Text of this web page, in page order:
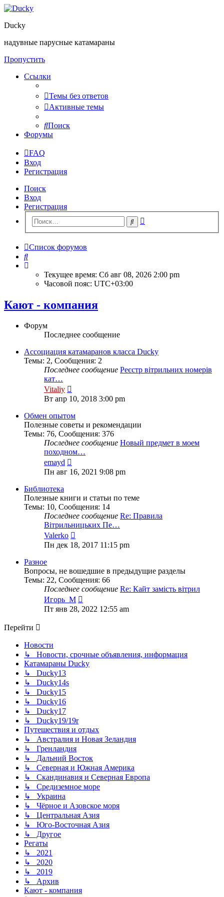
Ducky
надувные парусные катамараны
Пропустить
Ссылки
Темы без ответов
Активные темы
Поиск
Форумы
FAQ
Вход
Регистрация
Поиск
Вход
Регистрация
Поиск
Список форумов
Поиск
Текущее время: Сб авг 08, 2026 2:00 pm
Часовой пояс: UTC+03:00
Кают - компания
Форум
Последнее сообщение
Ассоциация катамаранов класса Ducky
Темы: 2, Сообщения: 2
Последнее сообщение Реєстр вітрильних номерів
кат…
Vitaliy
к
последнему
сообщению
Вт апр 10, 2018 3:00 pm
Обмен опытом
Полезные советы и рекомендации
Темы: 76, Сообщения: 376
Последнее сообщение Новый предмет в моем
походном…
emayd
к
последнему
Пн авг 16, 2021 9:08 pm
Библиотека
Полезные книги и статьи по теме
Темы: 10, Сообщения: 14
Последнее сообщение Re: Правила
Вітрильницьких Пе…
Valerko
к
последнему
Пн дек 18, 2017 11:15 pm
Разное
Вопросы, не вошедшие в предыдущие разделы
Темы: 22, Сообщения: 66
Последнее сообщение Re: Кайт замість вітрил
Игорь_М
к
Пт янв 28, 2022 12:55 am
Перейти
Новости
↳ Новости, срочные объявления, информация
Катамараны Ducky
↳ Ducky13
↳ Ducky14s
↳ Ducky15
↳ Ducky16
↳ Ducky17
↳ Ducky19/19r
Путешествия и отдых
↳ Австралия и Новая Зеландия
↳ Гренландия
↳ Дальний Восток
↳ Северная и Южная Америка
↳ Скандинавия и Северная Европа
↳ Средиземное море
↳ Украина
↳ Чёрное и Азовское моря
↳ Центральная Азия
↳ Юго-Восточная Азия
↳ Другое
Регаты
↳ 2021
↳ 2020
↳ 2019
↳ Архив
Кают - компания